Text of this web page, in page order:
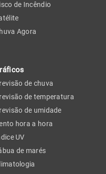
de Incêndio
Agora
de chuva
de temperatura
de umidade
hora a hora
UV
de marés